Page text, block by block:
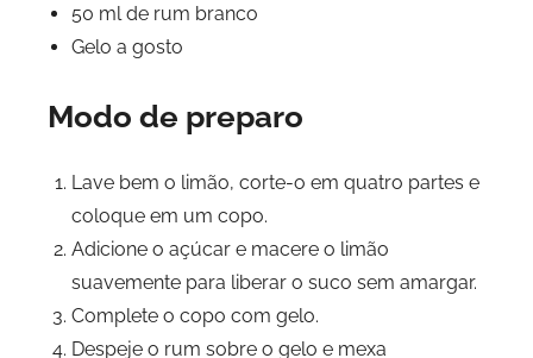
50 ml de rum branco
Gelo a gosto
Modo de preparo
Lave bem o limão, corte-o em quatro partes e
coloque em um copo.
Adicione o açúcar e macere o limão
suavemente para liberar o suco sem amargar.
Complete o copo com gelo.
Despeje o rum sobre o gelo e mexa